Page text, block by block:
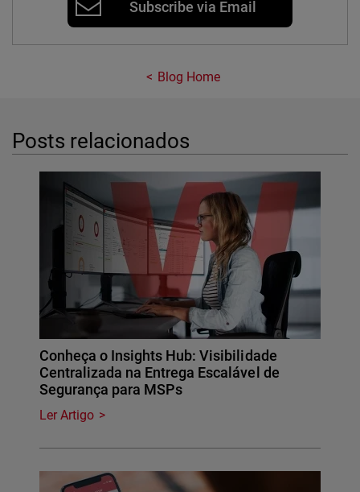
Subscribe via Email
Blog Home
Posts relacionados
Conheça o Insights Hub: Visibilidade
Centralizada na Entrega Escalável de
Segurança para MSPs
Ler Artigo